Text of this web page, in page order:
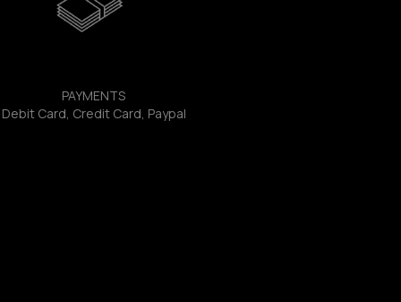
PAYMENTS
Debit Card, Credit Card, Paypal